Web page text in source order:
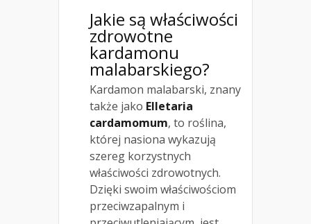
Jakie są właściwości
zdrowotne
kardamonu
malabarskiego?
Kardamon malabarski, znany
także jako Elletaria
cardamomum, to roślina,
której nasiona wykazują
szereg korzystnych
właściwości zdrowotnych.
Dzięki swoim właściwościom
przeciwzapalnym i